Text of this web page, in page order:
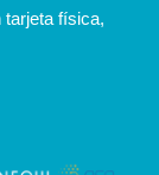
tarjeta física,